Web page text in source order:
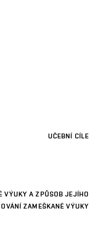
UČEBNÍ CÍLE
VÝUKY A ZPŮSOB JEJÍHO
ZAMEŠKANÉ VÝUKY